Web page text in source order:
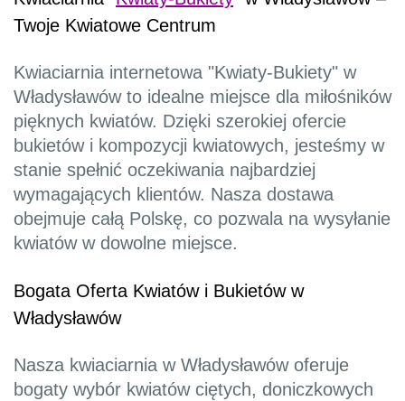
Twoje Kwiatowe Centrum
Kwiaciarnia internetowa "Kwiaty-Bukiety" w
Władysławów to idealne miejsce dla miłośników
pięknych kwiatów. Dzięki szerokiej ofercie
bukietów i kompozycji kwiatowych, jesteśmy w
stanie spełnić oczekiwania najbardziej
wymagających klientów. Nasza dostawa
obejmuje całą Polskę, co pozwala na wysyłanie
kwiatów w dowolne miejsce.
Bogata Oferta Kwiatów i Bukietów w
Władysławów
Nasza kwiaciarnia w Władysławów oferuje
bogaty wybór kwiatów ciętych, doniczkowych